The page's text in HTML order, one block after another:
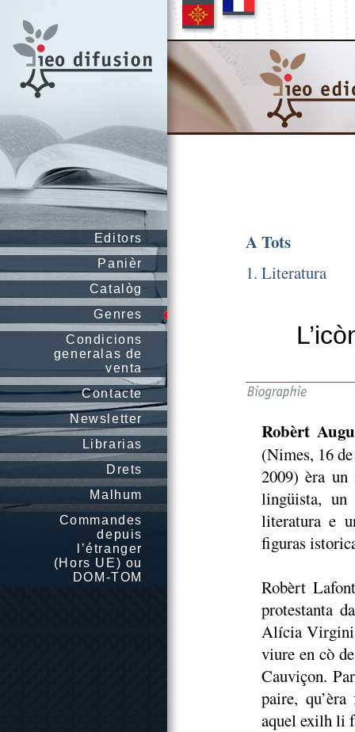
Editors
Panièr
Catalòg
Genres
Condicions
generalas de
venta
Contacte
Newsletter
Librarias
Drets
Malhum
Commandes
depuis
l’étranger
(Hors UE) ou
DOM-TOM
A Tots
1. Literatura
Robèrt
(Nimes, 16
2009) èra un
lingüista, un
literatura e
figuras
Robèrt
protestanta
Alícia
viure en cò
Cauviçon.
paire,
aquel exilh li